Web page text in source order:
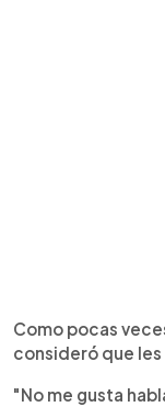
Como pocas
consideró que
"No me gusta